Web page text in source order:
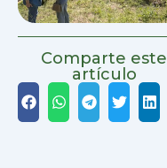
Comparte este
artículo